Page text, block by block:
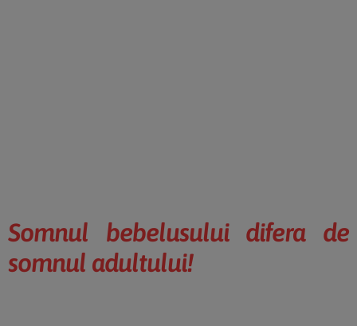
Somnul bebelusului difera de
somnul adultului!